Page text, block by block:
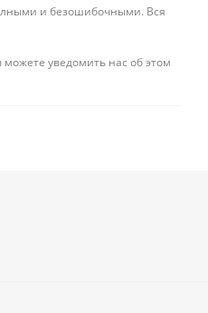
и безошибочными. Вся
уведомить нас об этом